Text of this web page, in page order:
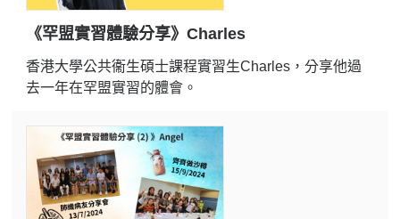
《罕盟實習體驗分享》Charles
香港大學公共衞生碩士課程實習生Charles，分享他過
去一年在罕盟實習的體會。